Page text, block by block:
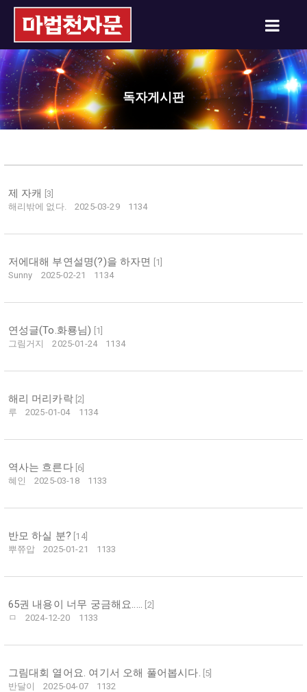
독자게시판
제 자캐 3
해리밖에 없다.
2025-03-29 1134
저에대해 부연설명(?)을 하자면 1
Sunny
2025-02-21 1134
연성글(To.화룡님) 1
그림거지
2025-01-24 1134
해리 머리카락[2
루
2025-01-04 1134
역사는 흐른다[ 6
혜인
2025-03-18 1133
반모 하실 분? 14]
뿌쮸압
2025-01-21 1133
65권 내용이 너무 궁금해요..... 2]
ㅁ
2024-12-20 1133
그림대회 열어요. 여기서 오해 풀어봅시다. 5
반달이
2025-04-07 1132